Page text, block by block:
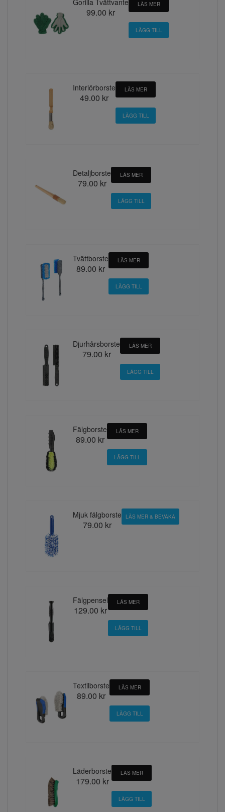
99.00 kr
LÄS MER
Interiörborste
49.00 kr
LÄS MER
Detaljborste
79.00 kr
LÄS MER
Tvättborste
89.00 kr
LÄS MER
Djurhårsborste
79.00 kr
LÄS MER
Fälgborste
89.00 kr
LÄS MER
Mjuk fälgborste
79.00 kr
LÄS MER & BEVAKA
Fälgpensel
129.00 kr
LÄS MER
Textilborste
89.00 kr
LÄS MER
Läderborste
179.00 kr
LÄS MER